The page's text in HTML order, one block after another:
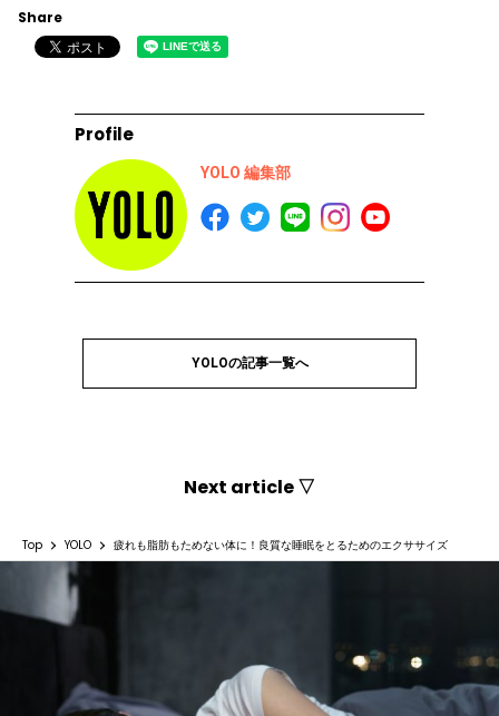
Share
Profile
YOLO 編集部
YOLOの記事一覧へ
Next article ▽
Top YOLO 疲れも脂肪もためない体に！良質な睡眠をとるためのエクササイズ